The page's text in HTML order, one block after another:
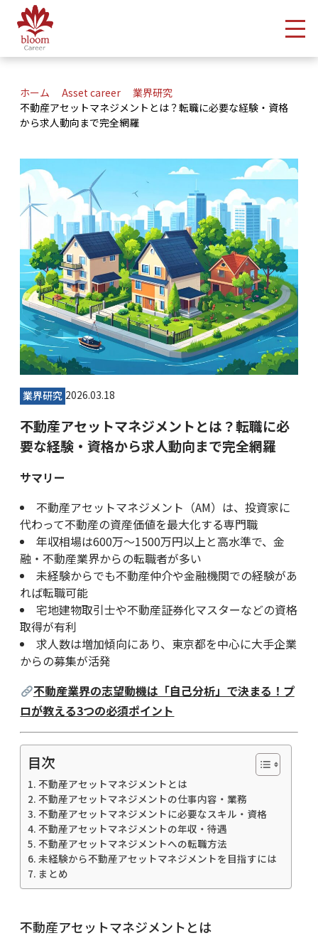
メ
ホーム Asset career
業界研究
不動産アセットマネジメントとは？転職に必要な経験・資格
から求人動向まで完全網羅
業界研究 2026.03.18
不動産アセットマネジメントとは？転職に必
要な経験・資格から求人動向まで完全網羅
サマリー
不動産アセットマネジメント（AM）は、投資家に
代わって不動産の資産価値を最大化する専門職
年収相場は600万〜1500万円以上と高水準で、金
融・不動産業界からの転職者が多い
未経験からでも不動産仲介や金融機関での経験があ
れば転職可能
宅地建物取引士や不動産証券化マスターなどの資格
取得が有利
求人数は増加傾向にあり、東京都を中心に大手企業
からの募集が活発
不動産業界の志望動機は「自己分析」で決まる！プ
ロが教える3つの必須ポイント
目次
不動産アセットマネジメントとは
不動産アセットマネジメントの仕事内容・業務
不動産アセットマネジメントに必要なスキル・資格
不動産アセットマネジメントの年収・待遇
不動産アセットマネジメントへの転職方法
未経験から不動産アセットマネジメントを目指すには
まとめ
不動産アセットマネジメントとは